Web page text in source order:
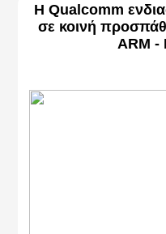
Η Qualcomm
σε κοινή
ARM -